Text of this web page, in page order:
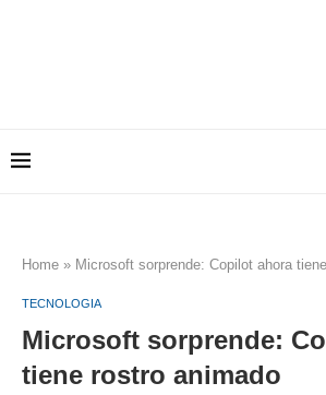
Home » Microsoft sorprende: Copilot ahora
TECNOLOGIA
Microsoft sorprende:
tiene rostro animado